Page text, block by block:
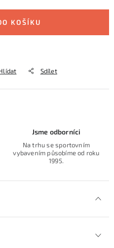
KOŠÍKU
Sdílet
Jsme odborníci
Na trhu se sportovním
vybavením působíme od roku
1995.